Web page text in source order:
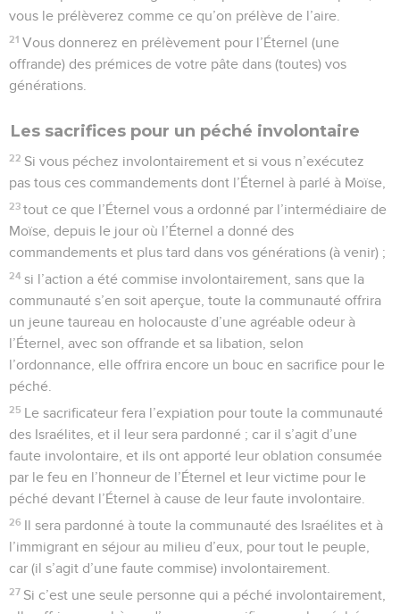
vous le prélèverez comme ce qu’on prélève de l’aire.
21 Vous donnerez en prélèvement pour l’Éternel (une
offrande) des prémices de votre pâte dans (toutes) vos
générations.
Les sacrifices pour un péché involontaire
22 Si vous péchez involontairement et si vous n’exécutez
pas tous ces commandements dont l’Éternel à parlé à Moïse,
23 tout ce que l’Éternel vous a ordonné par l’intermédiaire de
Moïse, depuis le jour où l’Éternel a donné des
commandements et plus tard dans vos générations (à venir) ;
24 si l’action a été commise involontairement, sans que la
communauté s’en soit aperçue, toute la communauté offrira
un jeune taureau en holocauste d’une agréable odeur à
l’Éternel, avec son offrande et sa libation, selon
l’ordonnance, elle offrira encore un bouc en sacrifice pour le
péché.
25 Le sacrificateur fera l’expiation pour toute la communauté
des Israélites, et il leur sera pardonné ; car il s’agit d’une
faute involontaire, et ils ont apporté leur oblation consumée
par le feu en l’honneur de l’Éternel et leur victime pour le
péché devant l’Éternel à cause de leur faute involontaire.
26 Il sera pardonné à toute la communauté des Israélites et à
l’immigrant en séjour au milieu d’eux, pour tout le peuple,
car (il s’agit d’une faute commise) involontairement.
27 Si c’est une seule personne qui a péché involontairement,